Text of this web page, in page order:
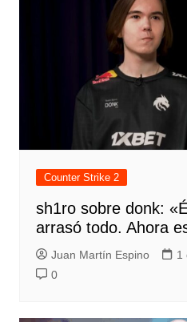
Counter Strike 2
sh1ro sobre donk:
arrasó todo. Ahora
Juan Martín Espino
1
0